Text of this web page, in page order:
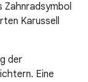
Zahnradsymbol
Karussell
der
Eine